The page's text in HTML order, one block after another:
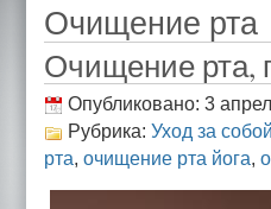
Очищение рта
Очищение рта,
Опубликовано: 3
Рубрика: Уход за собой
рта, очищение рта йога,